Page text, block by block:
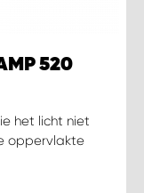
520
het licht niet
oppervlakte